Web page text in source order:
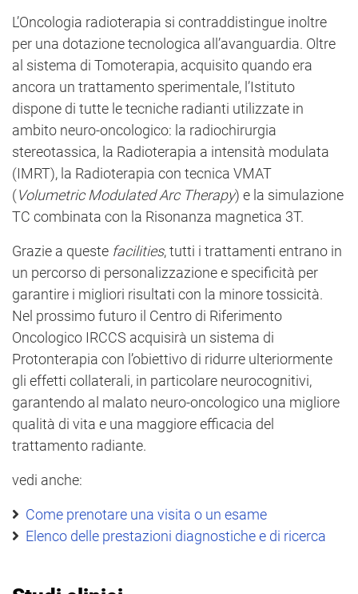
L’Oncologia radioterapia si contraddistingue inoltre
per una dotazione tecnologica all’avanguardia. Oltre
al sistema di Tomoterapia, acquisito quando era
ancora un trattamento sperimentale, l’Istituto
dispone di tutte le tecniche radianti utilizzate in
ambito neuro-oncologico: la radiochirurgia
stereotassica, la Radioterapia a intensità modulata
(IMRT), la Radioterapia con tecnica VMAT
(Volumetric Modulated Arc Therapy) e la simulazione
TC combinata con la Risonanza magnetica 3T.
Grazie a queste facilities, tutti i trattamenti entrano in
un percorso di personalizzazione e specificità per
garantire i migliori risultati con la minore tossicità.
Nel prossimo futuro il Centro di Riferimento
Oncologico IRCCS acquisirà un sistema di
Protonterapia con l’obiettivo di ridurre ulteriormente
gli effetti collaterali, in particolare neurocognitivi,
garantendo al malato neuro-oncologico una migliore
qualità di vita e una maggiore efficacia del
trattamento radiante.
vedi anche:
Come prenotare una visita o un esame
Elenco delle prestazioni diagnostiche e di ricerca